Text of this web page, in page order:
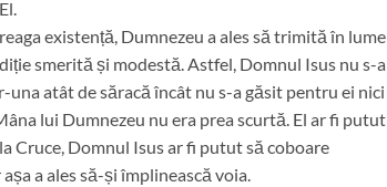
existență, Dumnezeu a ales să trimită în lume
smerită și modestă. Astfel, Domnul Isus nu s-a
atât de săracă încât nu s-a găsit pentru ei nici
lui Dumnezeu nu era prea scurtă. El ar fi putut
Cruce, Domnul Isus ar fi putut să coboare
a ales să-și împlinească voia.